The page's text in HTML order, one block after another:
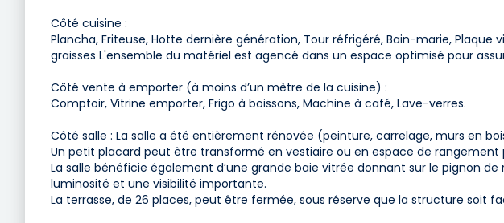
Côté cuisine :
Plancha, Friteuse, Hotte dernière génération, Tour réfrigéré, Bain-marie, Plaque
graisses L'ensemble du matériel est agencé dans un espace optimisé pour
Côté vente à emporter (à moins d’un mètre de la cuisine) :
Comptoir, Vitrine emporter, Frigo à boissons, Machine à café, Lave-verres.
Côté salle : La salle a été entièrement rénovée (peinture, carrelage, murs en
Un petit placard peut être transformé en vestiaire ou en espace de rangement
La salle bénéficie également d’une grande baie vitrée donnant sur le pignon
luminosité et une visibilité importante.
La terrasse, de 26 places, peut être fermée, sous réserve que la structure soit